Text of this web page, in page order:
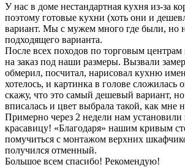
У нас в доме нестандартная кухня из-за
поэтому готовые кухни (хоть они и
вариант. Мы с мужем много где были, но
подходящего варианта.
После всех походов по торговым
на заказ под наши размеры. Вызвали
обмерил, посчитал, нарисовал кухню
хотелось, и картинка в голове сложилась
скажу, что это самый дешевый вариант,
вписалась и цвет выбрала такой, как мне
Примерно через 2 недели нам
красавицу! «Благодаря» нашим кривым
помучиться с монтажом верхних
получился отменный.
Большое всем спасибо! Рекомендую!